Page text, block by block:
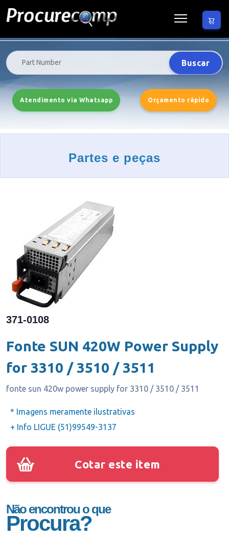
Buscar
Atendimento via Whatsapp Orçamento rápido
Partes e peças
371-0108
Fonte SUN 420W Power Supply
for 3310 / 3510 / 3511
fonte sun 420w power supply for 3310 / 3510 / 3511
* Imagens meramente ilustrativas
+ Info LIGUE (51)99549-3137
Cotar este item
Não encontrou o que
Procura?